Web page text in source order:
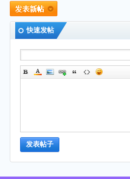
快速发帖
发表帖子